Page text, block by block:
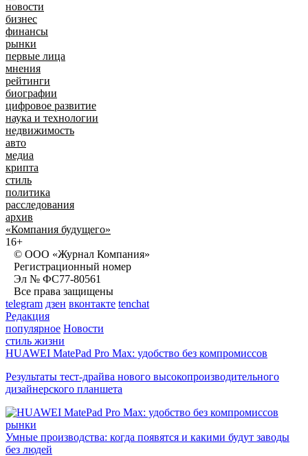
новости
бизнес
финансы
рынки
первые лица
мнения
рейтинги
биографии
цифровое развитие
наука и технологии
недвижимость
авто
медиа
крипта
стиль
политика
расследования
архив
«Компания будущего»
16+
© ООО «Журнал Компания»
Регистрационный номер
Эл № ФС77-80561
Все права защищены
telegram дзен вконтакте tenchat
Редакция
популярное Новости
стиль жизни
HUAWEI MatePad Pro Max: удобство без компромиссов
Результаты тест-драйва нового высокопроизводительного
дизайнерского планшета
рынки
Умные производства: когда появятся и какими будут заводы
без людей